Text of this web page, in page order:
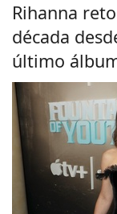
Rihanna
década
último